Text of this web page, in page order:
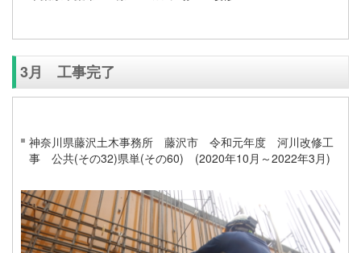
3月 工事完了
神奈川県藤沢土木事務所 藤沢市 令和元年度 河川改修工
事 公共(その32)県単(その60) (2020年10月～2022年3月)